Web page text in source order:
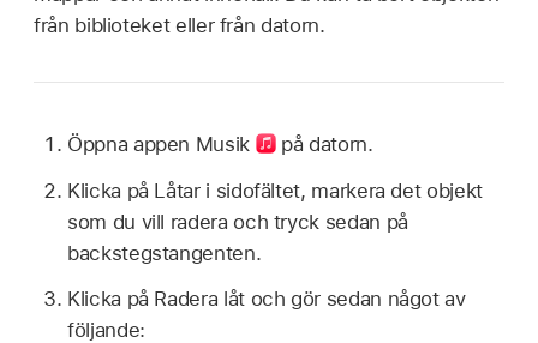
från biblioteket eller från datorn.
Öppna appen Musik
på datorn.
Klicka på Låtar i sidofältet, markera det objekt
som du vill radera och tryck sedan på
backstegstangenten.
Klicka på Radera låt och gör sedan något av
följande: